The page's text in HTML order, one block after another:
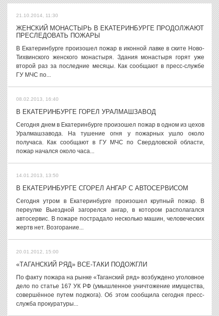
21.10.2014, 11:30
ЖЕНСКИЙ МОНАСТЫРЬ В ЕКАТЕРИНБУРГЕ ПРОДОЛЖАЮТ
ПРЕСЛЕДОВАТЬ ПОЖАРЫ
В Екатеринбурге произошел пожар в иконной лавке в ските Ново-
Тихвинского женского монастыря. Здания монастыря горят уже
второй раз за последние месяцы. Как сообщают в пресс-службе
ГУ МЧС по...
08.02.2013, 16:40
В ЕКАТЕРИНБУРГЕ ГОРЕЛ УРАЛМАШЗАВОД
Сегодня днем в Екатеринбурге произошел пожар в одном из цехов
Уралмашзавода. На тушение огня у пожарных ушло около
получаса. Как сообщают в ГУ МЧС по Свердловской области,
пожар начался около часа...
14.01.2013, 13:50
В ЕКАТЕРИНБУРГЕ СГОРЕЛ АНГАР С АВТОСЕРВИСОМ
Сегодня утром в Екатеринбурге произошел крупный пожар. В
переулке Выездной загорелся ангар, в котором располагался
автосервис. В пожаре пострадало несколько машин, человеческих
жертв нет. Возгорание...
20.01.2012, 15:00
«ТАГАНСКИЙ РЯД» ВСЕ-ТАКИ ПОДОЖГЛИ
По факту пожара на рынке «Таганский ряд» возбуждено уголовное
дело по статье 167 УК РФ (умышленное уничтожение имущества,
совершённое путем поджога). Об этом сообщила сегодня пресс-
служба прокуратуры...